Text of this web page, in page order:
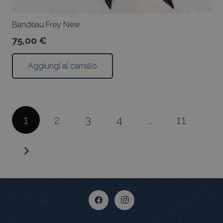
Bandeau Frey New
75,00 €
Aggiungi al carrello
Paginazione
degli
articoli
1 2 3 4 … 11